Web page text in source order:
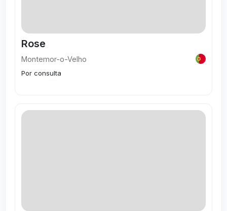
Rose
Montemor-o-Velho
Por consulta